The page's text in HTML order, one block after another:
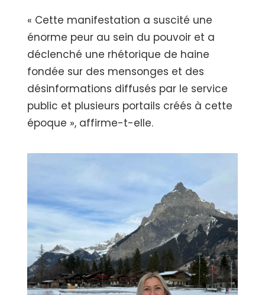
« Cette manifestation a suscité une
énorme peur au sein du pouvoir et a
déclenché une rhétorique de haine
fondée sur des mensonges et des
désinformations diffusés par le service
public et plusieurs portails créés à cette
époque », affirme-t-elle.